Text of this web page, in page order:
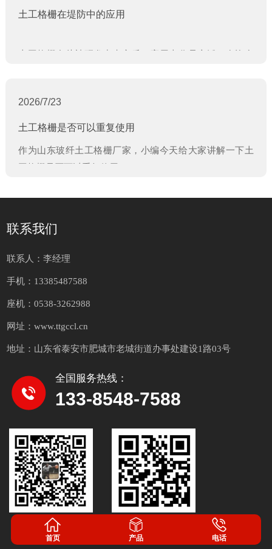
程案例
工程案例
土工格栅在堤防中的应用
2026/7/23
土工格栅是否可以重复使用
作为山东玻纤土工格栅厂家，小编今天给大家讲解一下土
联系我们
联系人：李经理
手机：13385487588
座机：0538-3262988
网址：www.ttgccl.cn
地址：山东省泰安市肥城市老城街道办事处建设1路03号
全国服务热线：
133-8548-7588
首页 产品 电话